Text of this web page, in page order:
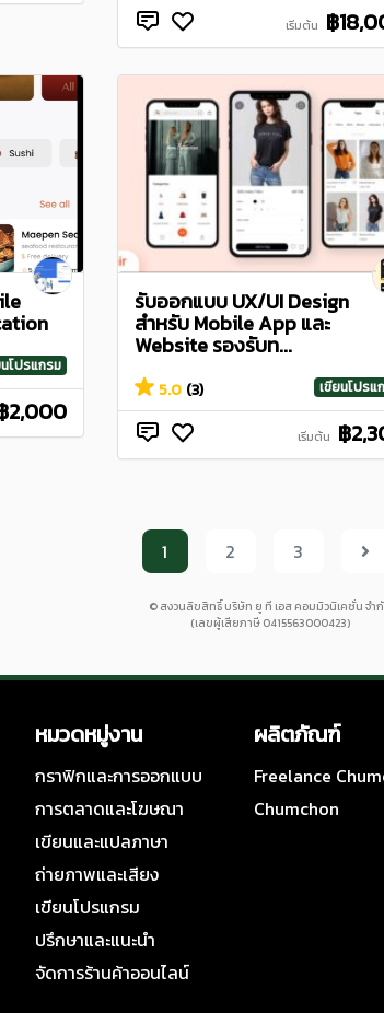
เริ่มต้น ฿
โปรแกรม
2,000
รับออกแบบ UX/UI Design
สำหรับ Mobile App และ
Website รองรับท...
5.0 (3) เขียนโปรแ
เริ่มต้น ฿
1 2 3
© สงวนลิขสิทธิ์ บริษัท ยู ที เอส คอมมิวนิเคชั่น จำ
(เลขผู้เสียภาษี 0415563000423)
หมวดหมู่งาน
กราฟิกและการออกแบบ
การตลาดและโฆษณา
เขียนและแปลภาษา
ถ่ายภาพและเสียง
เขียนโปรแกรม
ปรึกษาและแนะนำ
จัดการร้านค้าออนไลน์
ผลิตภัณฑ์
Freelance
Chumchon